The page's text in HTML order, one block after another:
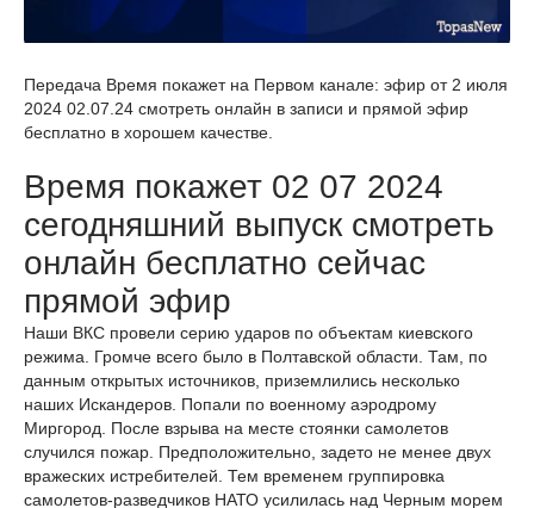
Передача Время покажет на Первом канале: эфир от 2 июля
2024 02.07.24 смотреть онлайн в записи и прямой эфир
бесплатно в хорошем качестве.
Время покажет 02 07 2024
сегодняшний выпуск смотреть
онлайн бесплатно сейчас
прямой эфир
Наши ВКС провели серию ударов по объектам киевского
режима. Громче всего было в Полтавской области. Там, по
данным открытых источников, приземлились несколько
наших Искандеров. Попали по военному аэродрому
Миргород. После взрыва на месте стоянки самолетов
случился пожар. Предположительно, задето не менее двух
вражеских истребителей. Тем временем группировка
самолетов-разведчиков НАТО усилилась над Черным морем